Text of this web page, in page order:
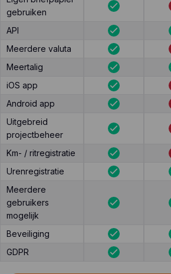
gebruiken
API
Meerdere valuta
Meertalig
iOS app
Android app
Uitgebreid
projectbeheer
Km- / ritregistratie
Urenregistratie
Meerdere
gebruikers
mogelijk
Beveiliging
GDPR